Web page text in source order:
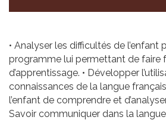
• Analyser les difficultés de l’enfant
programme lui permettant de faire
d’apprentissage. • Développer
connaissances de la langue
l’enfant de comprendre et
Savoir communiquer dans la